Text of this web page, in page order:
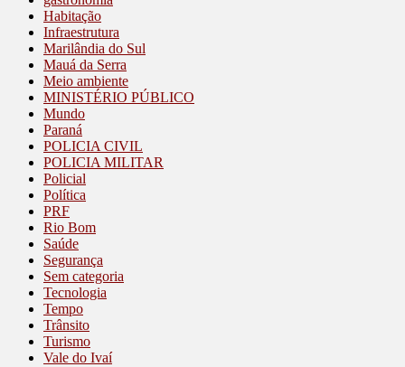
Habitação
Infraestrutura
Marilândia do Sul
Mauá da Serra
Meio ambiente
MINISTÉRIO PÚBLICO
Mundo
Paraná
POLICIA CIVIL
POLICIA MILITAR
Policial
Política
PRF
Rio Bom
Saúde
Segurança
Sem categoria
Tecnologia
Tempo
Trânsito
Turismo
Vale do Ivaí